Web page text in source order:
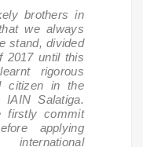
brothers in
we always
stand, divided
2017 until this
rigorous
citizen in the
Salatiga.
firstly commit
applying